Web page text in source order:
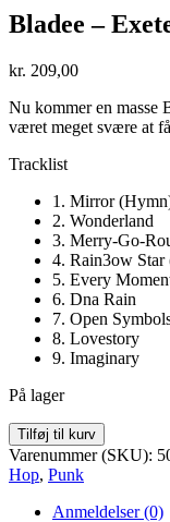
Bladee –
kr. 209,00
Nu kommer en masse
været meget svære at få
Tracklist
1. Mirror
2. Wonderland
3. Merry-Go-
4. Rain3ow
5. Every
6. Dna Rain
7. Open
8. Lovestory
9. Imaginary
På lager
Bladee
-
Exeter
(Yellow
Vinyl)
Tilføj til kurv
Varenummer (SKU):
Hop, Punk
Anmeldelser (0)